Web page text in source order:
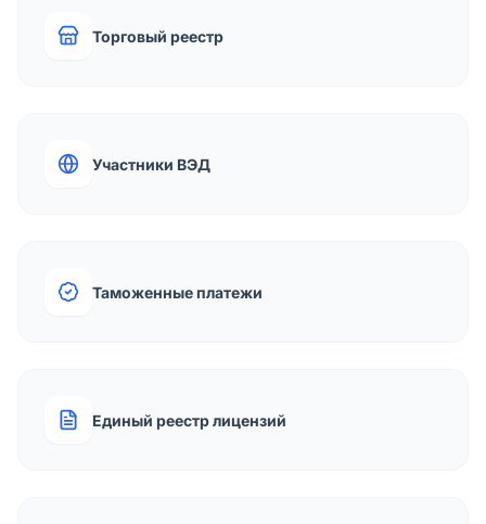
Торговый реестр
Участники ВЭД
Таможенные платежи
Единый реестр лицензий